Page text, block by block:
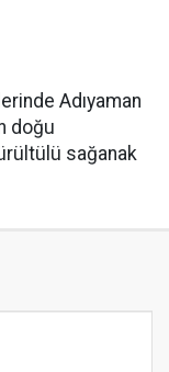
Adıyaman
doğu
sağanak